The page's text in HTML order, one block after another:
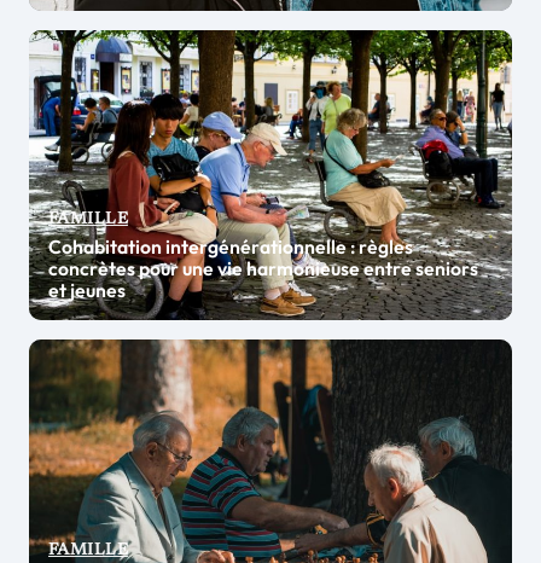
FAMILLE
Cohabitation intergénérationnelle : règles
concrètes pour une vie harmonieuse entre seniors
et jeunes
FAMILLE